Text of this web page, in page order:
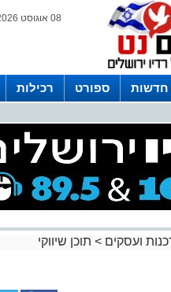
08 אוגוסט 2026 / 16:05
חדשות ספורט רכילות
קשר
ועסקים > תוכן שיווקי